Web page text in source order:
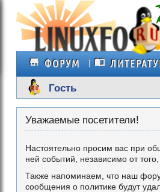
ФОРУМ
Гость
Уважаемые посетители!
Настоятельно просим вас при
ней событий, независимо от
Также напоминаем, что наш
сообщения о политике будут